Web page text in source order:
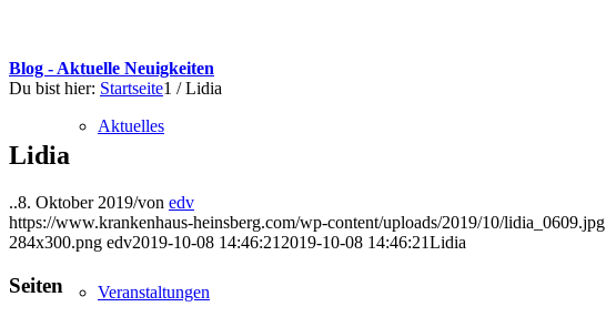
Aktuelles
Veranstaltungen
Blog - Aktuelle Neuigkeiten
Du bist hier: Startseite1 / Lidia
Lidia
..8. Oktober 2019/von edv
https://www.krankenhaus-heinsberg.com/wp-content/uploads/2019/10/lidia_0609.jpg
284x300.png edv2019-10-08 14:46:21 2019-10-08 14:46:21Lidia
Seiten